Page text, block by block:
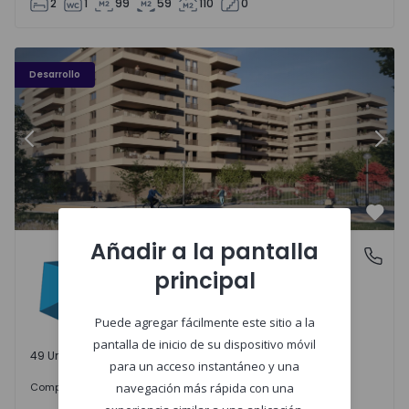
2 1 99 59 110 0
Desarrollo
PLENO JARDIM - 3
Anterior
Águas Santas, PortoPLENO JARDIM
Águas Santas, Porto
49 Unidades disponibles
Comprar 242.000 €
Añadir a la pantalla
principal
Puede agregar fácilmente este sitio a la
pantalla de inicio de su dispositivo móvil
para un acceso instantáneo y una
navegación más rápida con una